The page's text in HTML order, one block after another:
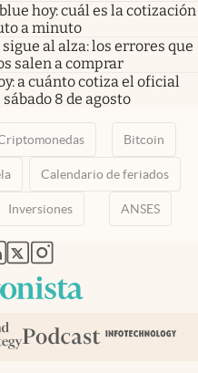
hoy: cuál es la cotización
a minuto
al alza: los errores que
salen a comprar
a cuánto cotiza el oficial
8 de agosto
Bitcoin
Calendario de feriados
Inversiones ANSES
nueva pestaña
en nueva pestaña
abre en nueva pestaña
abre en nueva pestaña
abre en nueva pestaña